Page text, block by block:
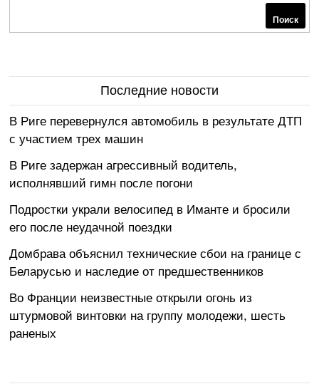
Поиск
Последние новости
В Риге перевернулся автомобиль в результате ДТП
с участием трех машин
В Риге задержан агрессивный водитель,
исполнявший гимн после погони
Подростки украли велосипед в Иманте и бросили
его после неудачной поездки
Домбрава объяснил технические сбои на границе с
Беларусью и наследие от предшественников
Во Франции неизвестные открыли огонь из
штурмовой винтовки на группу молодежи, шесть
раненых